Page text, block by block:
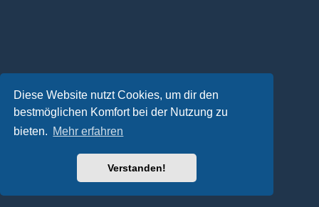
Diese Website nutzt Cookies, um dir den
bestmöglichen Komfort bei der Nutzung zu
bieten. Mehr erfahren
Verstanden!